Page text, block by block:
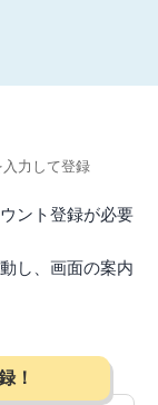
力して登録
ント登録が必要
し、画面の案内
！